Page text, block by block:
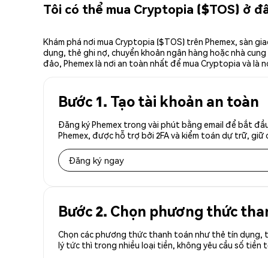
Tôi có thể mua Cryptopia ($TOS) ở
Khám phá nơi mua Cryptopia ($TOS) trên Phemex, sàn
dụng, thẻ ghi nợ, chuyển khoản ngân hàng hoặc nhà
đảo, Phemex là nơi an toàn nhất để mua Cryptopia và
Bước 1. Tạo tài khoản an toàn
Đăng ký Phemex trong vài phút bằng email để bắt
Phemex, được hỗ trợ bởi 2FA và kiểm toán dự trữ,
Đăng ký ngay
Bước 2. Chọn phương thức
Chọn các phương thức thanh toán như thẻ tín dụng,
lý tức thì trong nhiều loại tiền, không yêu cầu số tiền